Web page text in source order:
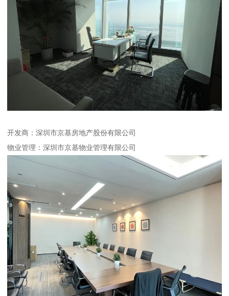
开发商：深圳市京基房地产股份有限公司
物业管理：深圳市京基物业管理有限公司